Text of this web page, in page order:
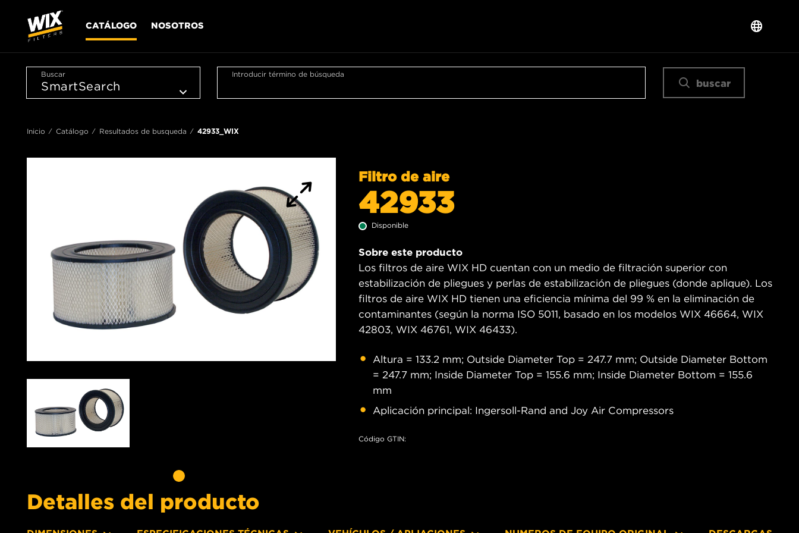
CATÁLOGO NOSOTROS
Buscar Introducir término de búsqueda
buscar
Inicio Catálogo Resultados de busqueda 42933_WIX
Filtro de aire
42933
Disponible
Sobre este producto
Los filtros de aire WIX HD cuentan con un medio de filtración superior con
estabilización de pliegues y perlas de estabilización de pliegues (donde aplique). Los
filtros de aire WIX HD tienen una eficiencia mínima del 99 % en la eliminación de
contaminantes (según la norma ISO 5011, basado en los modelos WIX 46664, WIX
42803, WIX 46761, WIX 46433).
Altura = 133.2 mm; Outside Diameter Top = 247.7 mm; Outside Diameter Bottom
= 247.7 mm; Inside Diameter Top = 155.6 mm; Inside Diameter Bottom = 155.6
mm
Aplicación principal: Ingersoll-Rand and Joy Air Compressors
Código GTIN:
Detalles del producto